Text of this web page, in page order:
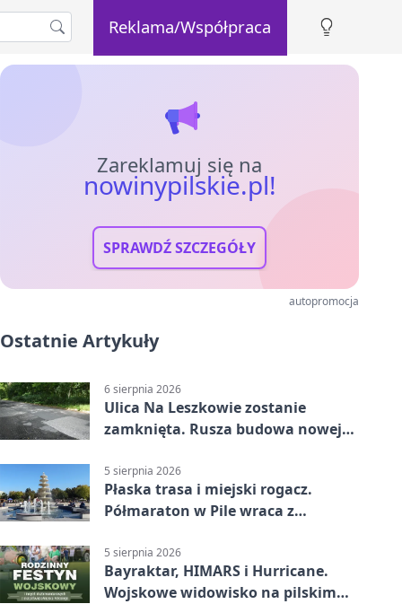
Reklama/Współpraca
Zareklamuj się na
nowinypilskie.pl!
SPRAWDŹ SZCZEGÓŁY
autopromocja
Ostatnie Artykuły
6 sierpnia 2026
Ulica Na Leszkowie zostanie
zamknięta. Rusza budowa nowej
5 sierpnia 2026
Płaska trasa i miejski rogacz.
Półmaraton w Pile wraca z
5 sierpnia 2026
Bayraktar, HIMARS i Hurricane.
Wojskowe widowisko na pilskim